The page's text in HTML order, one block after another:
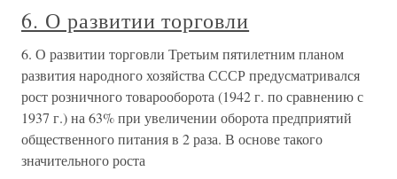
6. О развитии торговли
6. О развитии торговли Третьим пятилетним планом
развития народного хозяйства СССР предусматривался
рост розничного товарооборота (1942 г. по сравнению с
1937 г.) на 63% при увеличении оборота предприятий
общественного питания в 2 раза. В основе такого
значительного роста